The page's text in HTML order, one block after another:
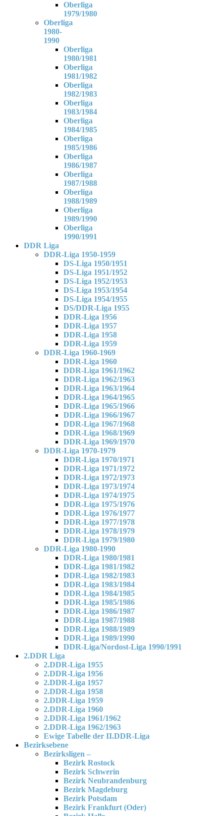
Oberliga
1979/1980
Oberliga
1980-
1990
Oberliga
1980/1981
Oberliga
1981/1982
Oberliga
1982/1983
Oberliga
1983/1984
Oberliga
1984/1985
Oberliga
1985/1986
Oberliga
1986/1987
Oberliga
1987/1988
Oberliga
1988/1989
Oberliga
1989/1990
Oberliga
1990/1991
DDR Liga
DDR-Liga 1950-1959
DS-Liga 1950/1951
DS-Liga 1951/1952
DS-Liga 1952/1953
DS-Liga 1953/1954
DS-Liga 1954/1955
DS/DDR-Liga 1955
DDR-Liga 1956
DDR-Liga 1957
DDR-Liga 1958
DDR-Liga 1959
DDR-Liga 1960-1969
DDR-Liga 1960
DDR-Liga 1961/1962
DDR-Liga 1962/1963
DDR-Liga 1963/1964
DDR-Liga 1964/1965
DDR-Liga 1965/1966
DDR-Liga 1966/1967
DDR-Liga 1967/1968
DDR-Liga 1968/1969
DDR-Liga 1969/1970
DDR-Liga 1970-1979
DDR-Liga 1970/1971
DDR-Liga 1971/1972
DDR-Liga 1972/1973
DDR-Liga 1973/1974
DDR-Liga 1974/1975
DDR-Liga 1975/1976
DDR-Liga 1976/1977
DDR-Liga 1977/1978
DDR-Liga 1978/1979
DDR-Liga 1979/1980
DDR-Liga 1980-1990
DDR-Liga 1980/1981
DDR-Liga 1981/1982
DDR-Liga 1982/1983
DDR-Liga 1983/1984
DDR-Liga 1984/1985
DDR-Liga 1985/1986
DDR-Liga 1986/1987
DDR-Liga 1987/1988
DDR-Liga 1988/1989
DDR-Liga 1989/1990
DDR-Liga/Nordost-Liga 1990/1991
2.DDR Liga
2.DDR-Liga 1955
2.DDR-Liga 1956
2.DDR-Liga 1957
2.DDR-Liga 1958
2.DDR-Liga 1959
2.DDR-Liga 1960
2.DDR-Liga 1961/1962
2.DDR-Liga 1962/1963
Ewige Tabelle der II.DDR-Liga
Bezirksebene
Bezirksligen –
Bezirk Rostock
Bezirk Schwerin
Bezirk Neubrandenburg
Bezirk Magdeburg
Bezirk Potsdam
Bezirk Frankfurt (Oder)